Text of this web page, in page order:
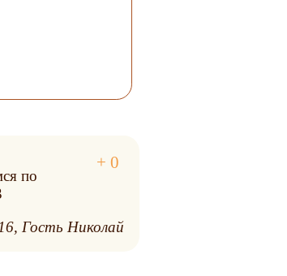
по
Гость Николай